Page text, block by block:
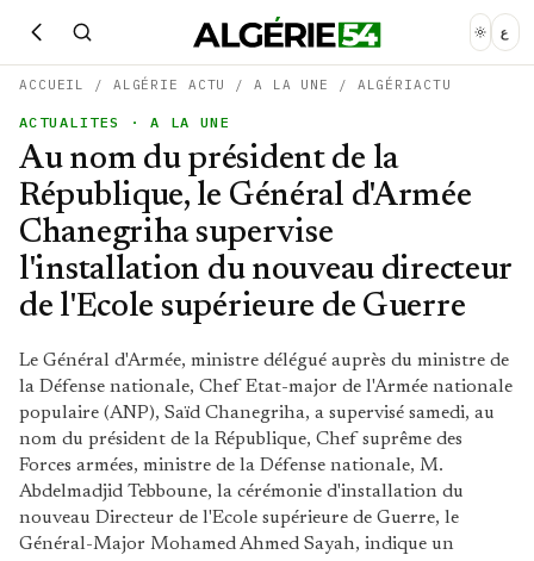
ع
ACCUEIL / ALGÉRIE ACTU /A LA UNE / ALGÉRIACTU
ACTUALITES · A LA UNE
Au nom du président de la
République, le Général d'Armée
Chanegriha supervise
l'installation du nouveau directeur
de l'Ecole supérieure de Guerre
Le Général d'Armée, ministre délégué auprès du ministre de
la Défense nationale, Chef Etat-major de l'Armée nationale
populaire (ANP), Saïd Chanegriha, a supervisé samedi, au
nom du président de la République, Chef suprême des
Forces armées, ministre de la Défense nationale, M.
Abdelmadjid Tebboune, la cérémonie d'installation du
nouveau Directeur de l'Ecole supérieure de Guerre, le
Général-Major Mohamed Ahmed Sayah, indique un